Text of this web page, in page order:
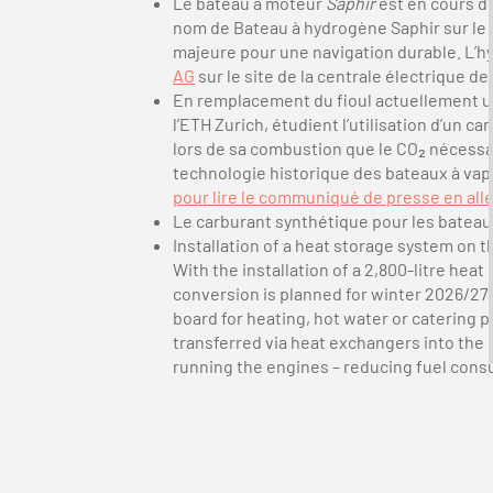
nom de Bateau à hydrogène Saphir sur
majeure pour une navigation durable.
AG sur le site de la centrale électrique
En remplacement du fioul actuellement
l’ETH Zurich, étudient l’utilisation d’un
lors de sa combustion que le CO₂
technologie historique des bateaux à
pour lire le communiqué de presse en
Le carburant synthétique pour les
Installation of a heat storage system on
With the installation of a 2,800-litre heat
conversion is planned for winter 2026/
board for heating, hot water or catering
transferred via heat exchangers into the
running the engines – reducing fuel